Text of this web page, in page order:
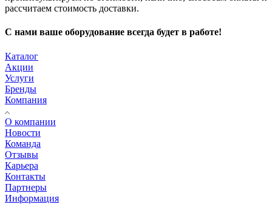
рассчитаем стоимость доставки.
С нами ваше оборудование всегда будет в работе!
Каталог
Акции
Услуги
Бренды
Компания
О компании
Новости
Команда
Отзывы
Карьера
Контакты
Партнеры
Информация